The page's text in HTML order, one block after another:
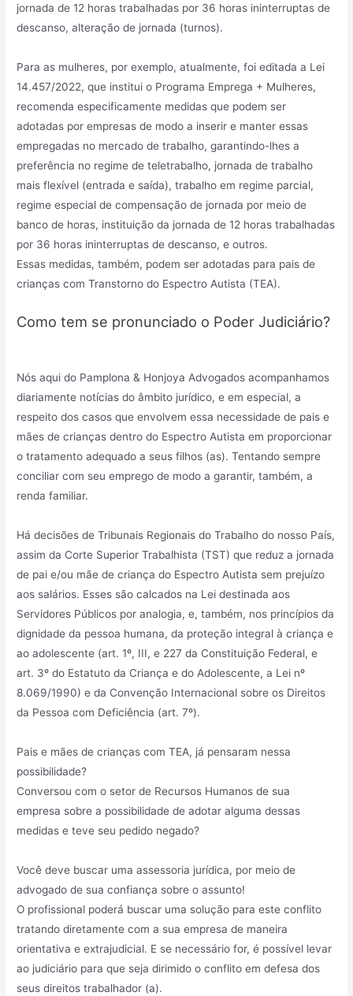
jornada de 12 horas trabalhadas por 36 horas ininterruptas de
descanso, alteração de jornada (turnos).
Para as mulheres, por exemplo, atualmente, foi editada a Lei
14.457/2022, que institui o Programa Emprega + Mulheres,
recomenda especificamente medidas que podem ser
adotadas por empresas de modo a inserir e manter essas
empregadas no mercado de trabalho, garantindo-lhes a
preferência no regime de teletrabalho, jornada de trabalho
mais flexível (entrada e saída), trabalho em regime parcial,
regime especial de compensação de jornada por meio de
banco de horas, instituição da jornada de 12 horas trabalhadas
por 36 horas ininterruptas de descanso, e outros.
Essas medidas, também, podem ser adotadas para pais de
crianças com Transtorno do Espectro Autista (TEA).
Como tem se pronunciado o Poder Judiciário?
Nós aqui do Pamplona & Honjoya Advogados acompanhamos
diariamente notícias do âmbito jurídico, e em especial, a
respeito dos casos que envolvem essa necessidade de pais e
mães de crianças dentro do Espectro Autista em proporcionar
o tratamento adequado a seus filhos (as). Tentando sempre
conciliar com seu emprego de modo a garantir, também, a
renda familiar.
Há decisões de Tribunais Regionais do Trabalho do nosso País,
assim da Corte Superior Trabalhista (TST) que reduz a jornada
de pai e/ou mãe de criança do Espectro Autista sem prejuízo
aos salários. Esses são calcados na Lei destinada aos
Servidores Públicos por analogia, e, também, nos princípios da
dignidade da pessoa humana, da proteção integral à criança e
ao adolescente (art. 1º, III, e 227 da Constituição Federal, e
art. 3º do Estatuto da Criança e do Adolescente, a Lei nº
8.069/1990) e da Convenção Internacional sobre os Direitos
da Pessoa com Deficiência (art. 7º).
Pais e mães de crianças com TEA, já pensaram nessa
possibilidade?
Conversou com o setor de Recursos Humanos de sua
empresa sobre a possibilidade de adotar alguma dessas
medidas e teve seu pedido negado?
Você deve buscar uma assessoria jurídica, por meio de
advogado de sua confiança sobre o assunto!
O profissional poderá buscar uma solução para este conflito
tratando diretamente com a sua empresa de maneira
orientativa e extrajudicial. E se necessário for, é possível levar
ao judiciário para que seja dirimido o conflito em defesa dos
seus direitos trabalhador (a).